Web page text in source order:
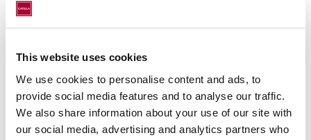
This website uses cookies
We use cookies to personalise content and ads, to
provide social media features and to analyse our traffic.
We also share information about your use of our site with
our social media, advertising and analytics partners who
private equity- och fastighetsmarknaden i
roller som Head of Asset Management,
International, Head of Asset Management
Real Estate och Managing Director på EQT
samt dessförinnan bl.a. positioner som